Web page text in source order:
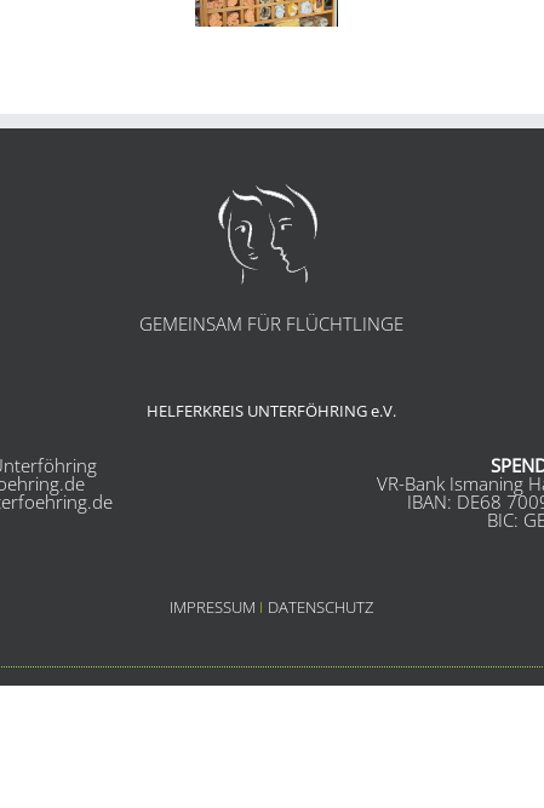
GEMEINSAM FÜR FLÜCHTLINGE
HELFERKREIS UNTERFÖHRING e.V.
VR-Bank Ismaning
IBAN: DE68
BIC:
IMPRESSUM I DATENSCHUTZ